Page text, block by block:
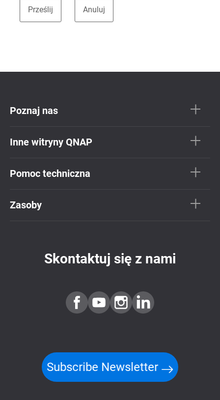
Poznaj nas
Inne witryny QNAP
Pomoc techniczna
Zasoby
Skontaktuj się z nami
Subscribe Newsletter